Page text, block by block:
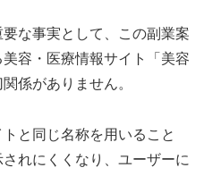
な事実として、この副業案
容・医療情報サイト「美容
係がありません。
と同じ名称を用いること
れにくくなり、ユーザーに